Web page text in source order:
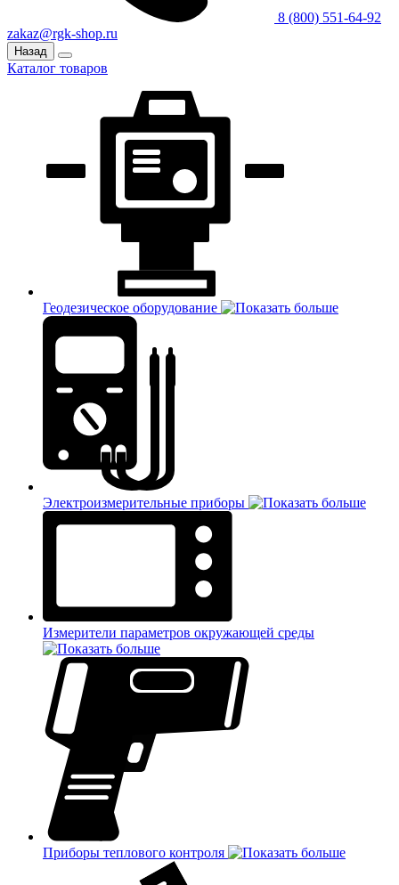
8 (800) 551-64-92
zakaz@rgk-shop.ru
Назад
Каталог товаров
Геодезическое оборудование
Электроизмерительные приборы
Измерители параметров окружающей среды
Приборы теплового контроля